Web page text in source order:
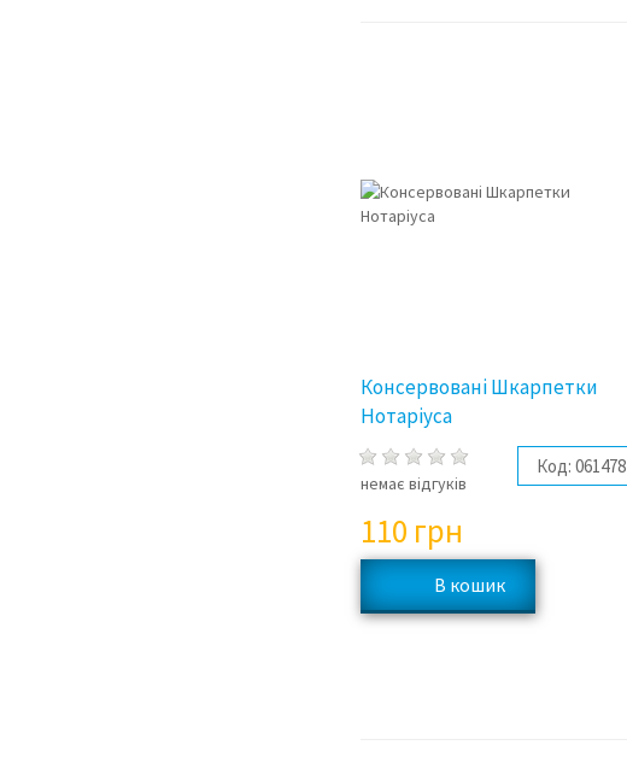
Консервовані Шкарпетки
Нотаріуса
немає відгуків
Код: 061478
110 грн